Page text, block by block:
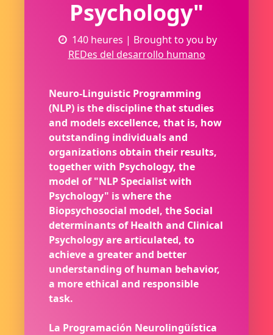
Psychology"
140 heures | Brought to you by
REDes del desarrollo humano
Neuro-Linguistic Programming
(NLP) is the discipline that studies
and models excellence, that is, how
outstanding individuals and
organizations obtain their results,
together with Psychology, the
model of "NLP Specialist with
Psychology" is where the
Biopsychosocial model, the Social
determinants of Health and Clinical
Psychology are articulated, to
achieve a greater and better
understanding of human behavior,
a more ethical and responsible
task.
La Programación Neurolingüística